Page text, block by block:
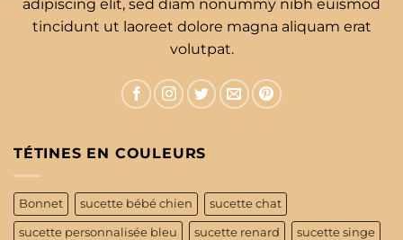
adipiscing elit, sed diam nonummy nibh euismod
tincidunt ut laoreet dolore magna aliquam erat
volutpat.
TÉTINES EN COULEURS
Bonnet sucette bébé chien sucette chat
sucette personnalisée bleu sucette renard sucette singe